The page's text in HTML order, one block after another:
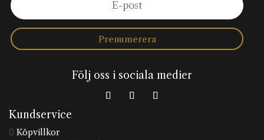
Prenumerera
Följ oss i sociala medier
Kundservice
 Köpvillkor